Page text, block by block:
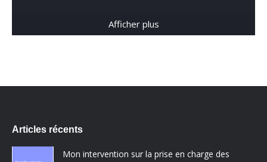
Afficher plus
Articles récents
Mon intervention sur la prise en charge des